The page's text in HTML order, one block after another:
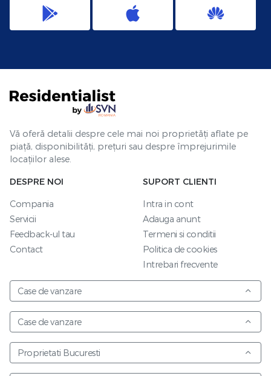
Vă oferă detalii despre cele mai noi proprietăți aflate pe
piață, disponibilități, prețuri sau despre împrejurimile
locațiilor alese.
DESPRE NOI
Compania
Servicii
Feedback-ul tau
Contact
SUPORT CLIENTI
Intra in cont
Adauga anunt
Termeni si conditii
Politica de cookies
Intrebari frecvente
Case de vanzare
Case de vanzare
Proprietati Bucuresti